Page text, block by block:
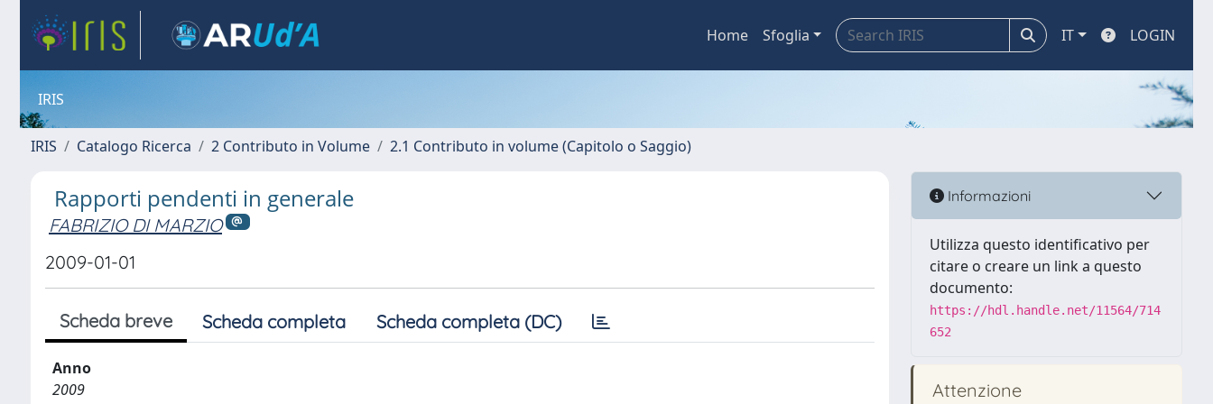
Home Sfoglia IT LOGIN
IRIS
IRIS Catalogo Ricerca 2 Contributo in Volume 2.1 Contributo in volume (Capitolo o Saggio)
Rapporti pendenti in generale
FABRIZIO DI MARZIO
2009-01-01
Scheda breve Scheda completa Scheda completa (DC)
Anno
2009
Informazioni
Utilizza questo identificativo per
citare o creare un link a questo
documento:
https://hdl.handle.net/11564/714
652
Attenzione